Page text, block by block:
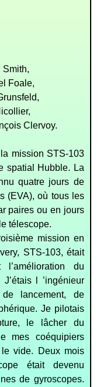
Smith,
Foale,
Clervoy.
mission STS-103
spatial Hubble. La
quatre jours de
(EVA), où tous les
paires ou en jours
télescope.
mission en
STS-103, était
du
l ’ingénieur
lancement, de
Je pilotais
le lâcher du
mes coéquipiers
vide. Deux mois
était devenu
de gyroscopes.